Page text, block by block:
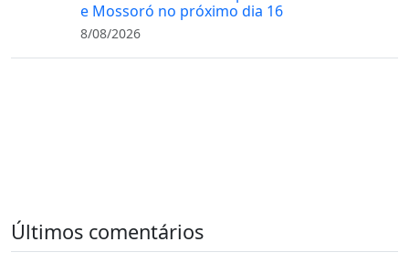
e Mossoró no próximo dia 16
8/08/2026
Últimos comentários